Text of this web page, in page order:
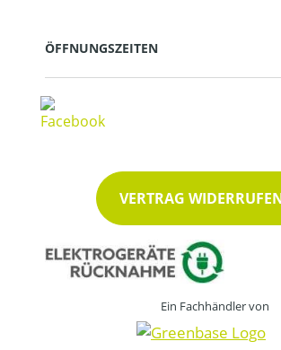
ÖFFNUNGSZEITEN
VERTRAG
Ein Fachhändler von